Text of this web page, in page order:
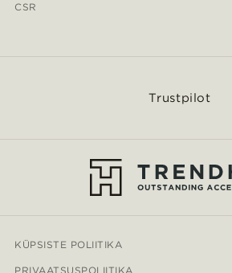
CSR
Trustpilot
KÜPSISTE POLIITIKA
PRIVAATSUSPOLIITIKA